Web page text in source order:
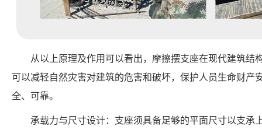
从以上原理及作用可以看出，摩擦摆支座在现代建筑结
可以减轻自然灾害对建筑的危害和破坏，保护人员生命财产
全、可靠。
承载力与尺寸设计：支座须具备足够的平面尺寸以支承